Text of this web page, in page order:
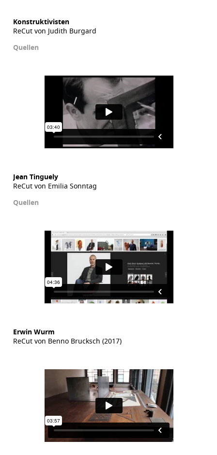
Konstruktivisten
ReCut von Judith Burgard
Quellen
Jean Tinguely
ReCut von Emilia Sonntag
Quellen
Erwin Wurm
ReCut von Benno Brucksch (2017)